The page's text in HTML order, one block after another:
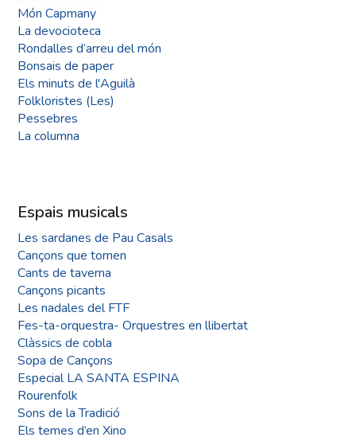
Món Capmany
La devocioteca
Rondalles d’arreu del món
Bonsais de paper
Els minuts de l'Aguilà
Folkloristes (Les)
Pessebres
La columna
Espais musicals
Les sardanes de Pau Casals
Cançons que tornen
Cants de taverna
Cançons picants
Les nadales del FTF
Fes-ta-orquestra- Orquestres en llibertat
Clàssics de cobla
Sopa de Cançons
Especial LA SANTA ESPINA
Rourenfolk
Sons de la Tradició
Els temes d’en Xino